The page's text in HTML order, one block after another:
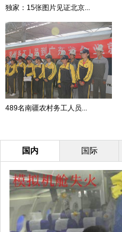
独家：15张图片见证北京...
489名南疆农村务工人员...
国内 国际